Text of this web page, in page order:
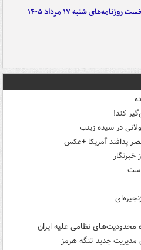
شنبه ۱۷ مرداد ۱۴۰۵
کند!
در سیده زینب
خبرنگار
است
محدودیت‌های نظامی علیه ایران
مدیریت جدید تنگه هرمز